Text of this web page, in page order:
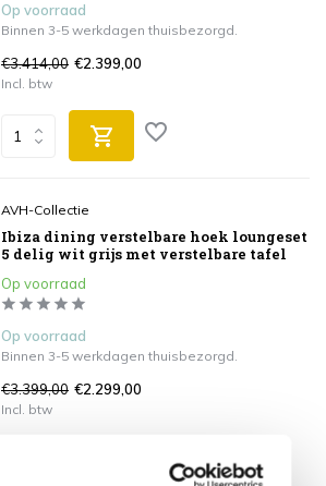
Op voorraad
Binnen 3-5 werkdagen thuisbezorgd.
€3.414,00 €2.399,00
Incl. btw
AVH-Collectie
Ibiza dining verstelbare hoek loungeset
5 delig wit grijs met verstelbare tafel
Op voorraad
Op voorraad
Binnen 3-5 werkdagen thuisbezorgd.
€3.399,00 €2.299,00
Incl. btw